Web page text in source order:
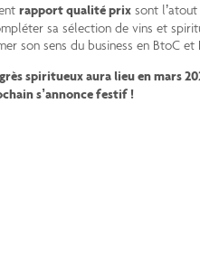
rapport qualité prix sont
sa sélection de vins et
son sens du business en BtoC et
spiritueux aura lieu en mars
s’annonce festif !